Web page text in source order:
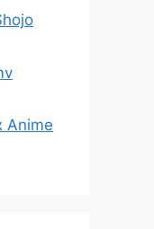
Anime